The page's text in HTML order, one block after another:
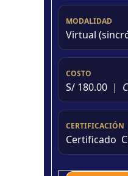
MODALIDAD
Virtual
COSTO
S/ 180.00 |
CERTIFICACIÓN
Certificado